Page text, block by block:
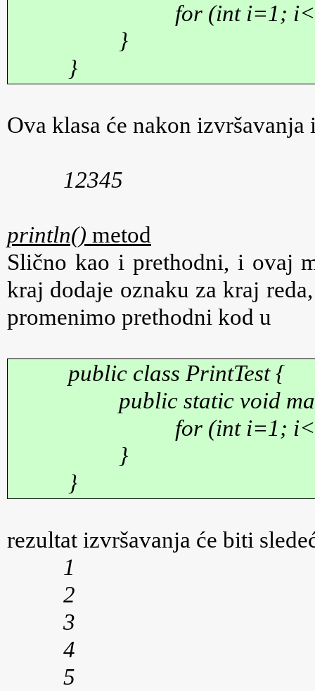
for (int i=1;
}
}
Ova klasa će nakon
12345
println() metod
Slično kao i prethodni, i ovaj
kraj dodaje oznaku za kraj
promenimo prethodni kod u
public class PrintTest {
public static void
for (int i=1;
}
}
rezultat izvršavanja će biti
1
2
3
4
5